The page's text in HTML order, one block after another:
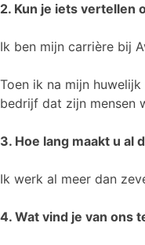
2. Kun je iets vertellen
Ik ben mijn carrière bij
Toen ik na mijn
bedrijf dat zijn mensen
3. Hoe lang maakt u al
Ik werk al meer dan
4. Wat vind je van ons